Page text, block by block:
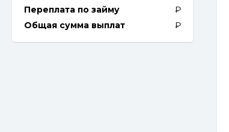
Переплата по займу
Общая сумма выплат